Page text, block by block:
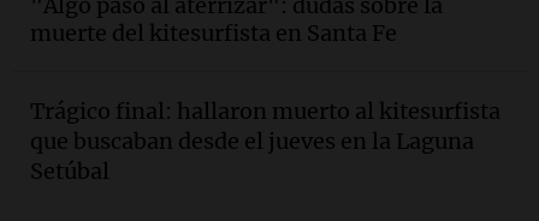
estudiante con 48 municipios
involucrados
Episodios
Audio.1° gol de Rosario Central a
Aldosivi (Zalazar en contra) - relato
Gato Greco
"Algo pasó al aterrizar": dudas sobre la
muerte del kitesurfista en Santa Fe
Trágico final: hallaron muerto al kitesurfista
que buscaban desde el jueves en la Laguna
Setúbal